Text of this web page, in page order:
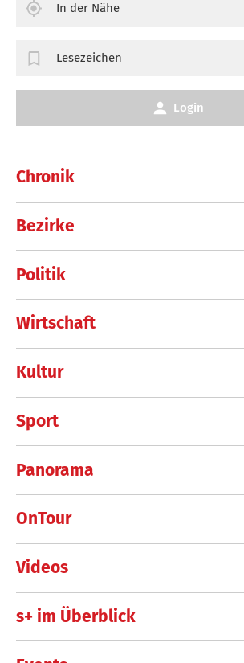
Chronik
Bezirke
Politik
Wirtschaft
Kultur
Sport
Panorama
OnTour
Videos
s+ im Überblick
In der Nähe
Lesezeichen
Login